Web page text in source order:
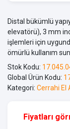
Distal bükümlü
elevatörü), 3 mm
işlemleri için
ömürlü kullanım
Stok Kodu:
Global Ürün Kodu:
Kategori: Cerrahi El
Fiyatları